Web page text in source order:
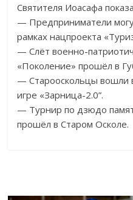
Святителя Иоасафа
— Предприниматели
рамках нацпроекта
— Слёт военно-
«Поколение» прошёл в
— Старооскольцы вошли
игре «Зарница-2.0”.
— Турнир по дзюдо
прошёл в Старом Осколе.